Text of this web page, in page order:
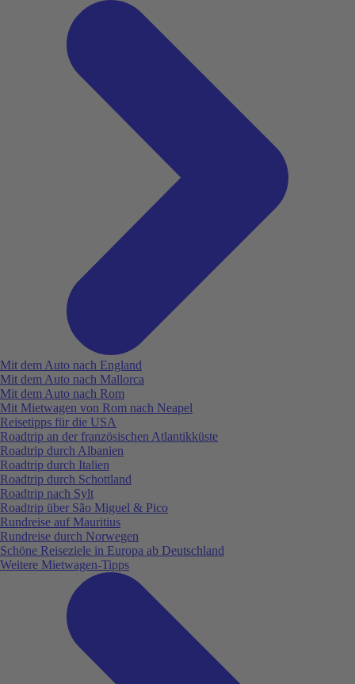
Mit dem Auto nach England
Mit dem Auto nach Mallorca
Mit dem Auto nach Rom
Mit Mietwagen von Rom nach Neapel
Reisetipps für die USA
Roadtrip an der französischen Atlantikküste
Roadtrip durch Albanien
Roadtrip durch Italien
Roadtrip durch Schottland
Roadtrip nach Sylt
Roadtrip über São Miguel & Pico
Rundreise auf Mauritius
Rundreise durch Norwegen
Schöne Reiseziele in Europa ab Deutschland
Weitere Mietwagen-Tipps